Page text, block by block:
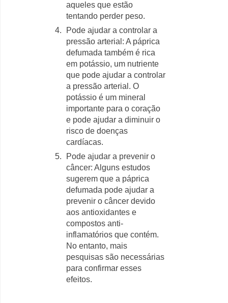
aqueles que estão
tentando perder peso.
Pode ajudar a controlar a
pressão arterial: A páprica
defumada também é rica
em potássio, um nutriente
que pode ajudar a controlar
a pressão arterial. O
potássio é um mineral
importante para o coração
e pode ajudar a diminuir o
risco de doenças
cardíacas.
Pode ajudar a prevenir o
câncer: Alguns estudos
sugerem que a páprica
defumada pode ajudar a
prevenir o câncer devido
aos antioxidantes e
compostos anti-
inflamatórios que contém.
No entanto, mais
pesquisas são necessárias
para confirmar esses
efeitos.